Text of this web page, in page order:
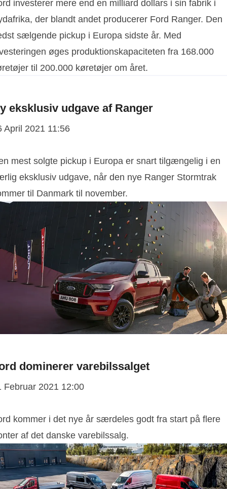
investerer mere end en milliard dollars i sin fabrik i
der blandt andet producerer Ford Ranger. Den
sælgende pickup i Europa sidste år. Med
øges produktionskapaciteten fra 168.000
til 200.000 køretøjer om året.
eksklusiv udgave af Ranger
April 2021 11:56
mest solgte pickup i Europa er snart tilgængelig i en
eksklusiv udgave, når den nye Ranger Stormtrak
til Danmark til november.
dominerer varebilssalget
Februar 2021 12:00
kommer i det nye år særdeles godt fra start på flere
af det danske varebilssalg.